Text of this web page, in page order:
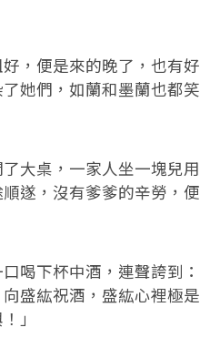
，便是來的晚了，也有好
她們，如蘭和墨蘭也都笑
大桌，一家人坐一塊兒用
遂，沒有爹爹的辛勞，便
喝下杯中酒，連聲誇到：
盛紘祝酒，盛紘心裡極是
」